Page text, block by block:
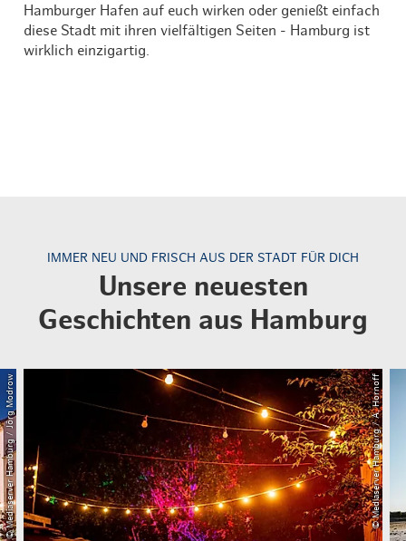
Hamburger Hafen auf euch wirken oder genießt einfach
diese Stadt mit ihren vielfältigen Seiten - Hamburg ist
wirklich einzigartig.
IMMER NEU UND FRISCH AUS DER STADT FÜR DICH
Unsere neuesten
Geschichten aus Hamburg
© Mediaserver Hamburg / Jörg Modrow © Mediaserver Hamburg / A. Hornoff